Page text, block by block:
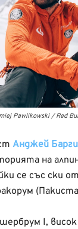
Pawlikowski / Red
Анджей
на
се със ски
I,